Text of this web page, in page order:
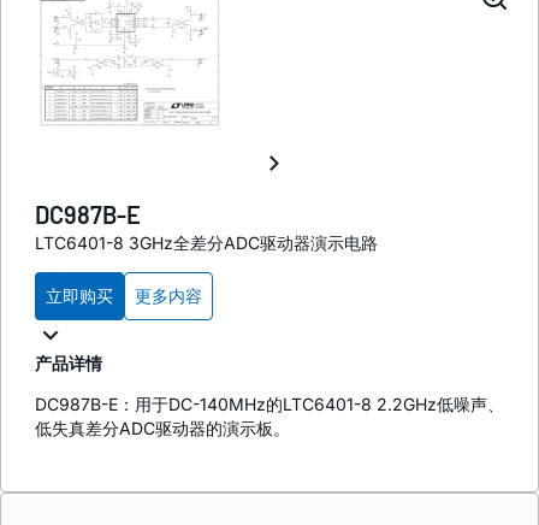
DC987B-E
LTC6401-8 3GHz全差分ADC驱动器演示电路
立即购买 更多内容
产品详情
DC987B-E：用于DC-140MHz的LTC6401-8 2.2GHz低噪声、
低失真差分ADC驱动器的演示板。